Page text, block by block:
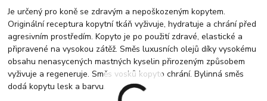
Je určený pro koně se zdravým a nepoškozeným kopytem.
Originální receptura kopytní tkáň vyživuje, hydratuje a chrání před
agresivním prostředím. Kopyto je po použití zdravé, elastické a
připravené na vysokou zátěž. Směs luxusních olejů díky vysokému
obsahu nenasycených mastných kyselin přirozeným způsobem
vyživuje a regeneruje. Směs vosků kopyto chrání. Bylinná směs
dodá kopytu lesk a barvu.